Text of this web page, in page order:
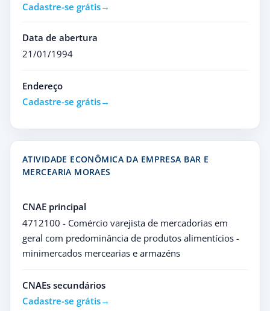
Cadastre-se grátis
Data de abertura
21/01/1994
Endereço
Cadastre-se grátis
ATIVIDADE ECONÔMICA DA EMPRESA BAR E
MERCEARIA MORAES
CNAE principal
4712100 - Comércio varejista de mercadorias em
geral com predominância de produtos alimentícios -
minimercados mercearias e armazéns
CNAEs secundários
Cadastre-se grátis